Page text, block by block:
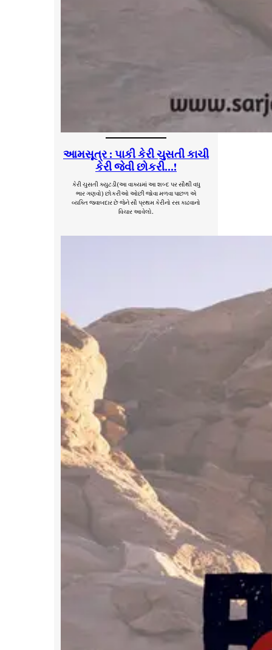
આમસૂત્ર : પાકી કેરી ચુસતી કાચી
કેરી જેવી છોકરી…!
કેરી ચુસતી ક્યુટડી(આ વાક્યમાં આ શબ્દ પર સૌથી વધુ
ભાર ગણવો) છોકરીઓ ઓછી જોવા મળવા પાછળ એ
વ્યક્તિ જવાબદાર છે જેને સૌ પ્રથમ કેરીનો રસ કાઢવાનો
વિચાર આવેલો.